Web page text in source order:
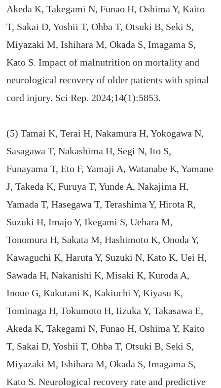
Akeda K, Takegami N, Funao H, Oshima Y, Kaito
T, Sakai D, Yoshii T, Ohba T, Otsuki B, Seki S,
Miyazaki M, Ishihara M, Okada S, Imagama S,
Kato S. Impact of malnutrition on mortality and
neurological recovery of older patients with spinal
cord injury. Sci Rep. 2024;14(1):5853.
(5) Tamai K, Terai H, Nakamura H, Yokogawa N,
Sasagawa T, Nakashima H, Segi N, Ito S,
Funayama T, Eto F, Yamaji A, Watanabe K, Yamane
J, Takeda K, Furuya T, Yunde A, Nakajima H,
Yamada T, Hasegawa T, Terashima Y, Hirota R,
Suzuki H, Imajo Y, Ikegami S, Uehara M,
Tonomura H, Sakata M, Hashimoto K, Onoda Y,
Kawaguchi K, Haruta Y, Suzuki N, Kato K, Uei H,
Sawada H, Nakanishi K, Misaki K, Kuroda A,
Inoue G, Kakutani K, Kakiuchi Y, Kiyasu K,
Tominaga H, Tokumoto H, Iizuka Y, Takasawa E,
Akeda K, Takegami N, Funao H, Oshima Y, Kaito
T, Sakai D, Yoshii T, Ohba T, Otsuki B, Seki S,
Miyazaki M, Ishihara M, Okada S, Imagama S,
Kato S. Neurological recovery rate and predictive